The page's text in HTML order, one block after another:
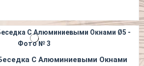
С Алюминиевыми Окнами